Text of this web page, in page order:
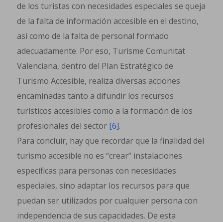
de los turistas con necesidades especiales se queja
de la falta de información accesible en el destino,
así como de la falta de personal formado
adecuadamente. Por eso, Turisme Comunitat
Valenciana, dentro del Plan Estratégico de
Turismo Accesible, realiza diversas acciones
encaminadas tanto a difundir los recursos
turísticos accesibles como a la formación de los
profesionales del sector [6].
Para concluir, hay que recordar que la finalidad del
turismo accesible no es “crear” instalaciones
específicas para personas con necesidades
especiales, sino adaptar los recursos para que
puedan ser utilizados por cualquier persona con
independencia de sus capacidades. De esta